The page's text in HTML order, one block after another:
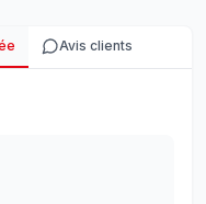
Avis clients